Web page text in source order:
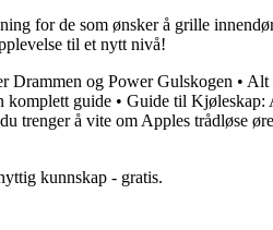
for de som ønsker å grille
til et nytt nivå!
Drammen og Power Gulskogen • Alt
komplett guide • Guide til Kjøleskap:
trenger å vite om Apples trådløse
kunnskap - gratis.